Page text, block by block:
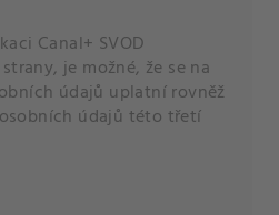
Canal+ SVOD
je možné, že se na
údajů uplatní rovněž
údajů této třetí